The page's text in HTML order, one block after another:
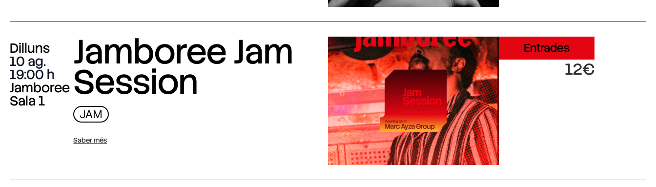
Dilluns
10 ag.
19:00
Jamboree
Sala 1
Jamboree Jam
Session
JAM
Saber més
Entrades
12€